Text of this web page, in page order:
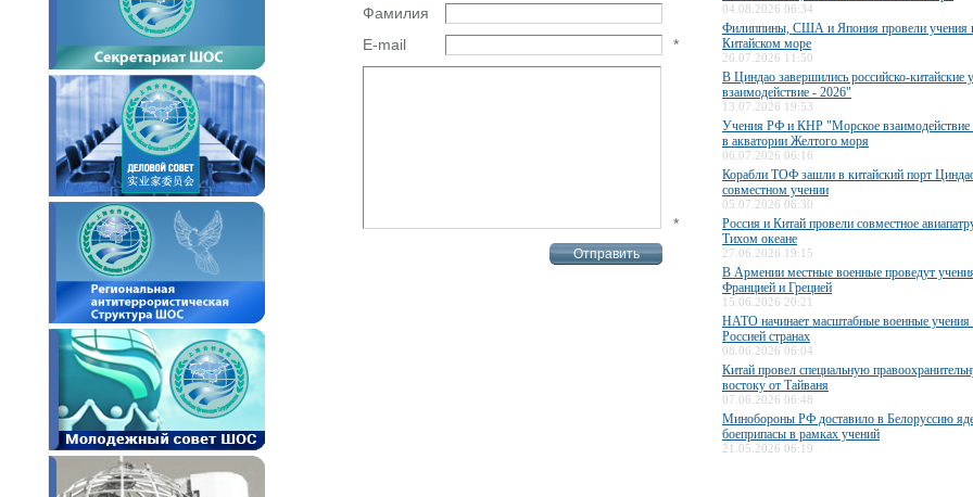
Фамилия
E-mail
*
*
04.08.2026 06:34
Филиппины, США и Япония провели
Китайском море
26.07.2026 11:50
В Циндао завершились российско-китайские
взаимодействие - 2026"
13.07.2026 19:53
Учения РФ и КНР "Морское взаимодействие
в акватории Желтого моря
06.07.2026 06:16
Корабли ТОФ зашли в китайский порт
совместном учении
05.07.2026 06:30
Россия и Китай провели совместное
Тихом океане
27.06.2026 19:15
В Армении местные военные проведут
Францией и Грецией
15.06.2026 20:21
НАТО начинает масштабные военные учения
Россией странах
08.06.2026 06:04
Китай провел специальную
востоку от Тайваня
07.06.2026 06:48
Минобороны РФ доставило в Белоруссию
боеприпасы в рамках учений
21.05.2026 06:19